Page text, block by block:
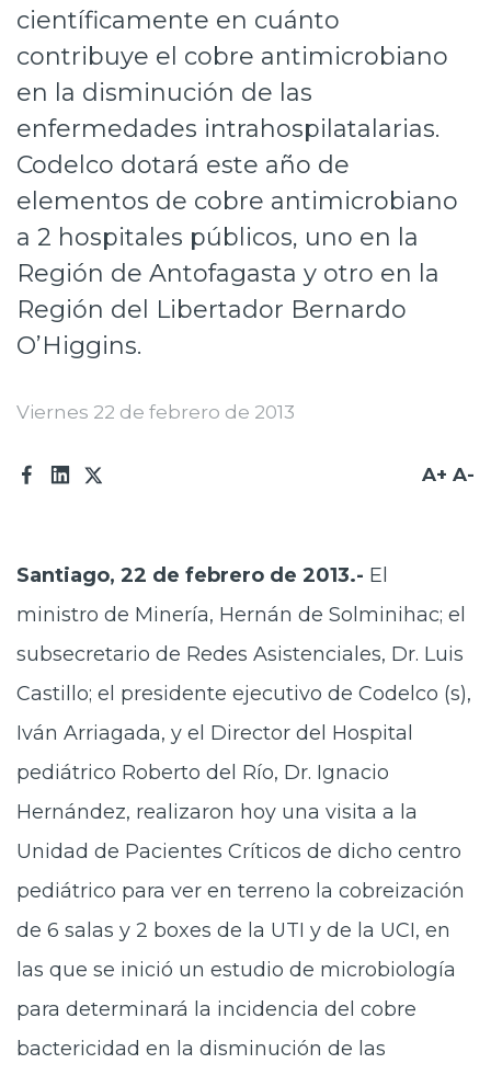
Transparencia activa
Canales de denuncia
Proveedores
Acceso trabajadores/as
científicamente en cuánto
contribuye el cobre antimicrobiano
en la disminución de las
enfermedades intrahospilatalarias.
Codelco dotará este año de
elementos de cobre antimicrobiano
a 2 hospitales públicos, uno en la
Región de Antofagasta y otro en la
Región del Libertador Bernardo
O’Higgins.
Viernes 22 de febrero de 2013
A+ A-
Santiago, 22 de febrero de 2013.- El
ministro de Minería, Hernán de Solminihac; el
subsecretario de Redes Asistenciales, Dr. Luis
Castillo; el presidente ejecutivo de Codelco (s),
Iván Arriagada, y el Director del Hospital
pediátrico Roberto del Río, Dr. Ignacio
Hernández, realizaron hoy una visita a la
Unidad de Pacientes Críticos de dicho centro
pediátrico para ver en terreno la cobreización
de 6 salas y 2 boxes de la UTI y de la UCI, en
las que se inició un estudio de microbiología
para determinará la incidencia del cobre
bactericidad en la disminución de las